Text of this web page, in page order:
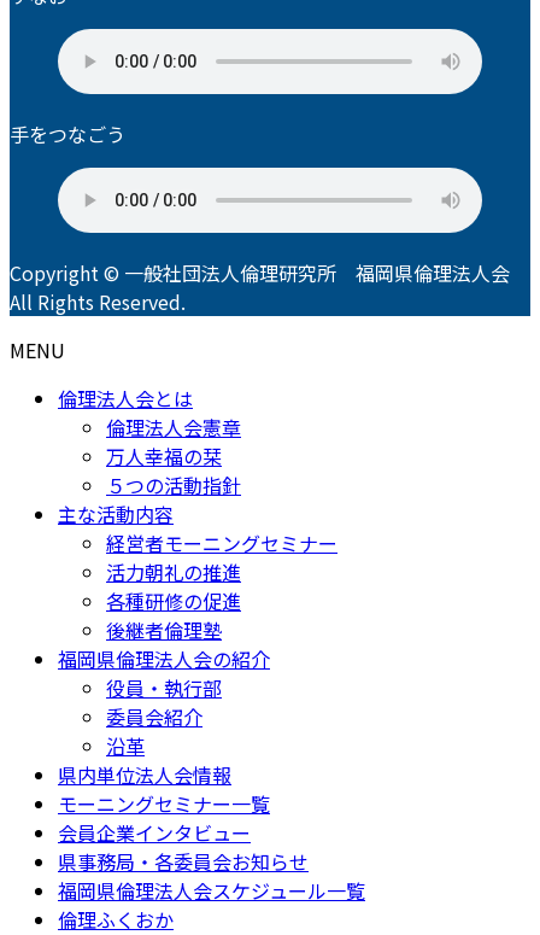
手をつなごう
Copyright © 一般社団法人倫理研究所 福岡県倫理法人会
All Rights Reserved.
MENU
倫理法人会とは
倫理法人会憲章
万人幸福の栞
５つの活動指針
主な活動内容
経営者モーニングセミナー
活力朝礼の推進
各種研修の促進
後継者倫理塾
福岡県倫理法人会の紹介
役員・執行部
委員会紹介
沿革
県内単位法人会情報
モーニングセミナー一覧
会員企業インタビュー
県事務局・各委員会お知らせ
福岡県倫理法人会スケジュール一覧
倫理ふくおか